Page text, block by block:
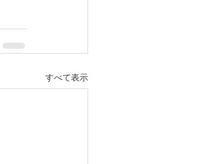
すべて表示